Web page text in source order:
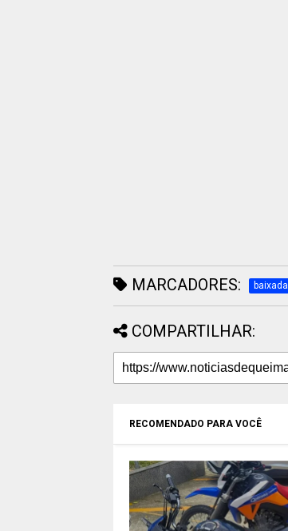
MARCADORES: baixada
COMPARTILHAR:
RECOMENDADO PARA VOCÊ